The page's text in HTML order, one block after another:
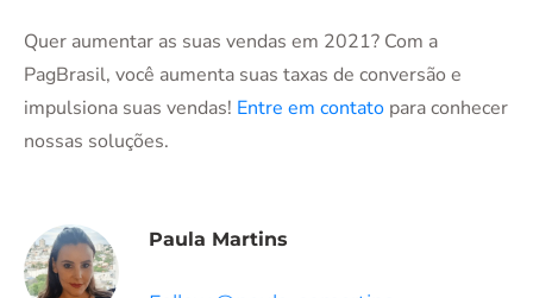
Quer aumentar as suas vendas em 2021? Com a
PagBrasil, você aumenta suas taxas de conversão e
impulsiona suas vendas! Entre em contato para conhecer
nossas soluções.
Paula Martins